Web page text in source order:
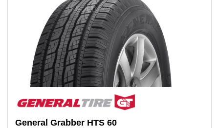
General Grabber HTS 60